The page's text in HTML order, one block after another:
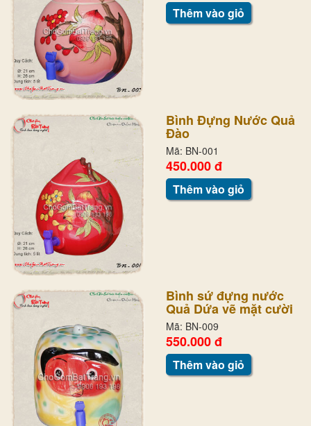
Thêm vào giỏ
Bình Đựng Nước Quả
Đào
Mã: BN-001
450.000 đ
Thêm vào giỏ
Bình sứ đựng nước
Quả Dứa vẽ mặt cười
Mã: BN-009
550.000 đ
Thêm vào giỏ